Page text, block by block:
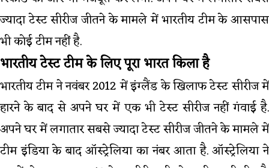
ज्यादा टेस्ट सीरीज जीतने के मामले में भारतीय टीम के आसपास
भी कोई टीम नहीं है.
भारतीय टेस्ट टीम के लिए पूरा भारत किला है
भारतीय टीम ने नवंबर 2012 में इंग्लैंड के खिलाफ टेस्ट सीरीज में
हारने के बाद से अपने घर में एक भी टेस्ट सीरीज नहीं गंवाई है.
अपने घर में लगातार सबसे ज्यादा टेस्ट सीरीज जीतने के मामले में
टीम इंडिया के बाद ऑस्ट्रेलिया का नंबर आता है. ऑस्ट्रेलिया ने